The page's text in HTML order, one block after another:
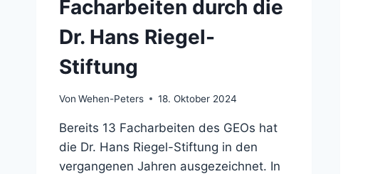
Facharbeiten durch die
Dr. Hans Riegel-
Stiftung
Von Wehen-Peters 18. Oktober 2024
Bereits 13 Facharbeiten des GEOs hat
die Dr. Hans Riegel-Stiftung in den
vergangenen Jahren ausgezeichnet. In